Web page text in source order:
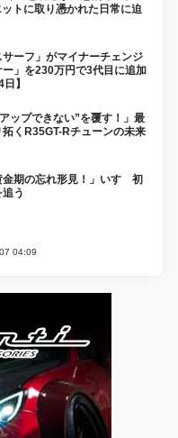
トに取り憑かれた日常に迫
サーフ」がマイナーチェンジ
」を230万円で3代目に追加
】
ップできない”を覆す！」最
くR35GT-Rチューンの未来
金期の忘れ形見！」いすゞ初
う
04:09